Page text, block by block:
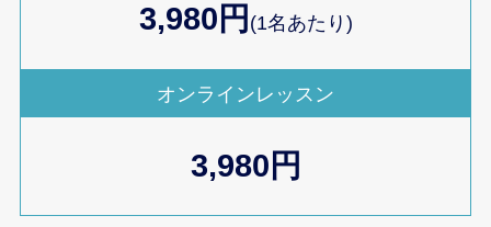
3,980円 (1名あたり)
オンラインレッスン
3,980円